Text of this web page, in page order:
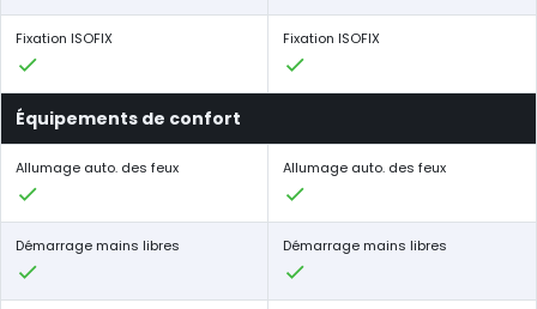
Fixation ISOFIX Fixation ISOFIX
Équipements de confort
Allumage auto. des feux Allumage auto. des feux
Démarrage mains libres Démarrage mains libres